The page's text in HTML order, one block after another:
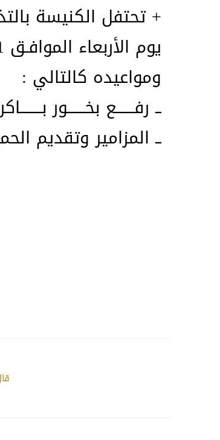
+ تحتفل الكنيسة
يوم الأربعاء الموافـق 1 أكتوبر 2025 م .
ومواعيده كالتالي :
ــ رفــــــع بخــــــور بـــــــاكر :
ــ المزامير وتقديم الحمل